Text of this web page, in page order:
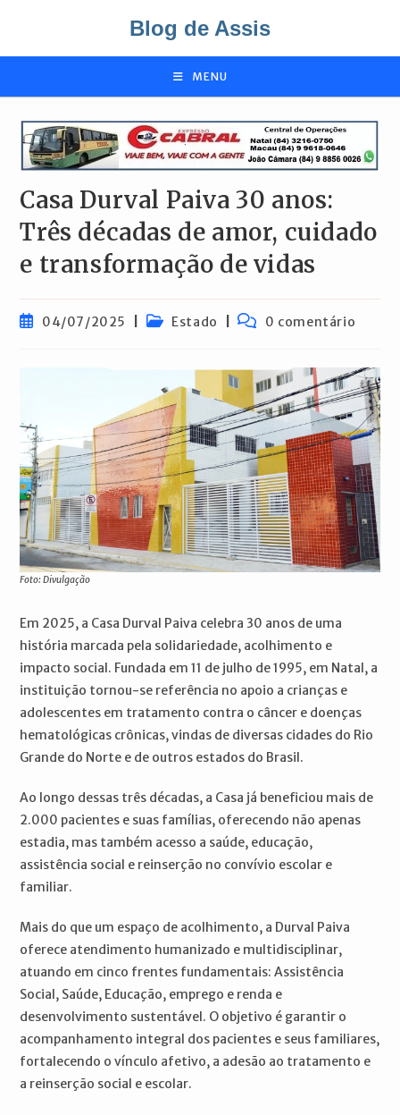
o
Blog de Assis
MENU
Casa Durval Paiva 30 anos:
Três décadas de amor, cuidado
e transformação de vidas
Post04/07/2025
Categoria
Estado
Comentários
0 comentário
Foto: Divulgação
Em 2025, a Casa Durval Paiva celebra 30 anos de uma
história marcada pela solidariedade, acolhimento e
impacto social. Fundada em 11 de julho de 1995, em Natal, a
instituição tornou-se referência no apoio a crianças e
adolescentes em tratamento contra o câncer e doenças
hematológicas crônicas, vindas de diversas cidades do Rio
Grande do Norte e de outros estados do Brasil.
Ao longo dessas três décadas, a Casa já beneficiou mais de
2.000 pacientes e suas famílias, oferecendo não apenas
estadia, mas também acesso a saúde, educação,
assistência social e reinserção no convívio escolar e
familiar.
Mais do que um espaço de acolhimento, a Durval Paiva
oferece atendimento humanizado e multidisciplinar,
atuando em cinco frentes fundamentais: Assistência
Social, Saúde, Educação, emprego e renda e
desenvolvimento sustentável. O objetivo é garantir o
acompanhamento integral dos pacientes e seus familiares,
fortalecendo o vínculo afetivo, a adesão ao tratamento e
a reinserção social e escolar.